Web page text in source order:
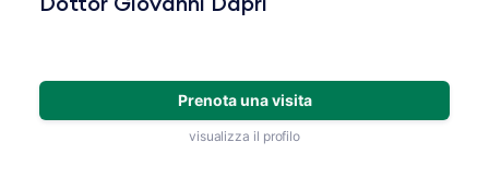
Dottor Giovanni Dapri
Prenota una visita
visualizza il profilo